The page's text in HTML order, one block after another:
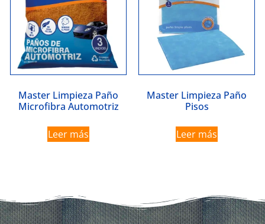
Master Limpieza Paño
Microfibra Automotriz
Leer más
Master Limpieza Paño
Pisos
Leer más